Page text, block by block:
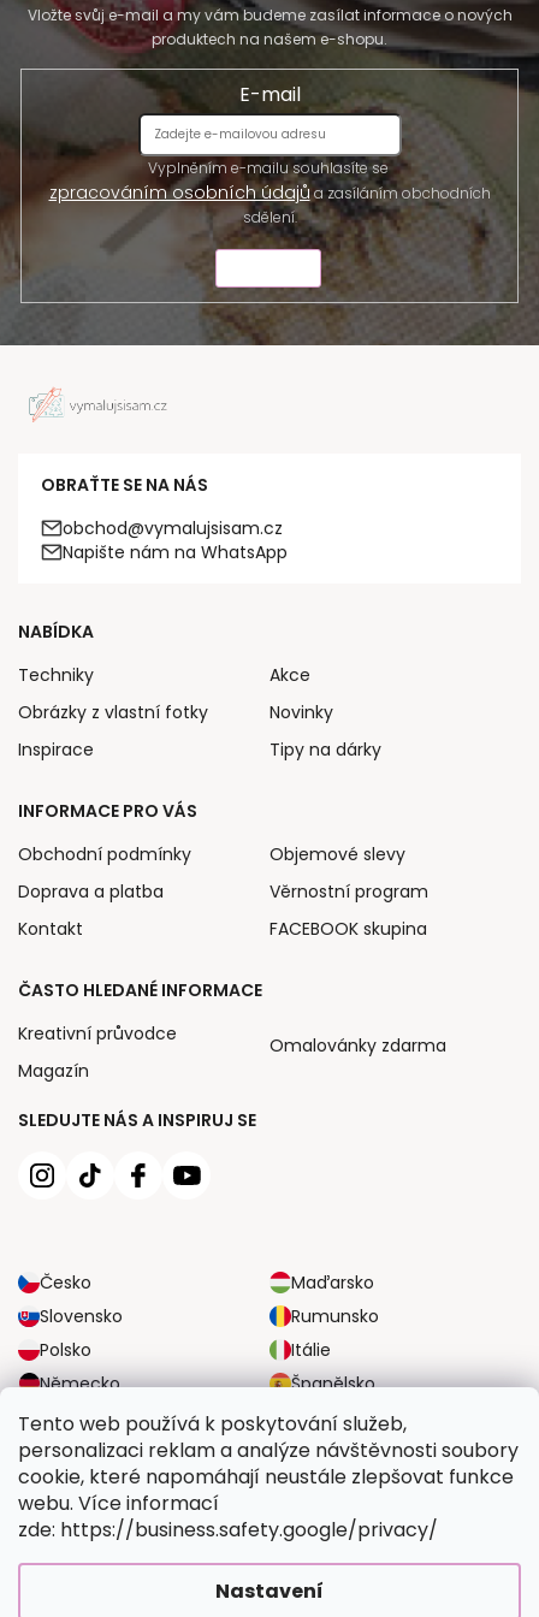
Tento web používá k poskytování služeb,
personalizaci reklam a analýze návštěvnosti soubory
cookie, které napomáhají neustále zlepšovat funkce
webu. Více informací
zde: https://business.safety.google/privacy/
Nastavení
Vložte svůj e-mail a my vám budeme zasílat informace o nových
produktech na našem e-shopu.
E-mail
Vyplněním e-mailu souhlasíte se
zpracováním osobních údajůa zasíláním obchodních
sdělení.
OBRAŤTE SE NA NÁS
obchod@vymalujsisam.cz
Napište nám na WhatsApp
SLEDUJTE NÁS A INSPIRUJ SE
Česko
Maďarsko
Slovensko
Rumunsko
Polsko
Itálie
Německo
Španělsko
Velká Británie
Rakousko
NABÍDKA
Techniky
Obrázky z vlastní fotky
Inspirace
Akce
Novinky
Tipy na dárky
INFORMACE PRO VÁS
Obchodní podmínky
Doprava a platba
Kontakt
Objemové slevy
Věrnostní program
FACEBOOK skupina
ČASTO HLEDANÉ INFORMACE
Kreativní průvodce
Magazín
Omalovánky zdarma
SPOLEHLIVÉ MOŽNOSTI DOPRAVY
BEZPEČNÉ MOŽNOSTI PLATBY